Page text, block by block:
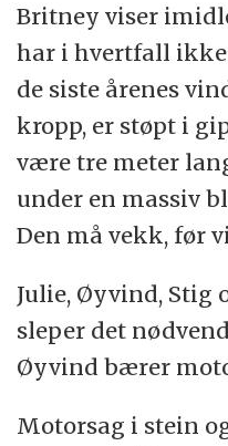
Britney viser
har i hvertfall
de siste årenes
kropp, er støpt i
være tre meter
under en massiv
Den må vekk, før
Julie, Øyvind, Stig
sleper det
Øyvind bærer
Motorsag i stein